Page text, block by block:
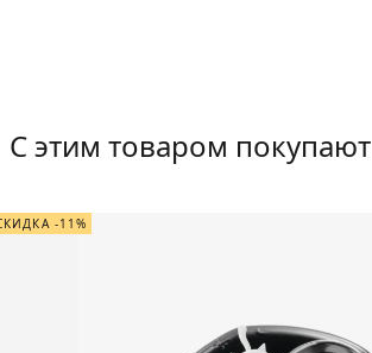
С этим товаром покупают
-11%